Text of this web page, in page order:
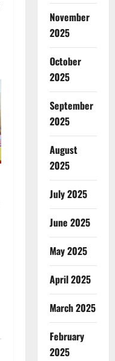
November
2025
October
2025
September
2025
August
2025
July 2025
June 2025
May 2025
April 2025
March 2025
February
2025